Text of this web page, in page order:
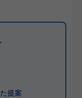
提案